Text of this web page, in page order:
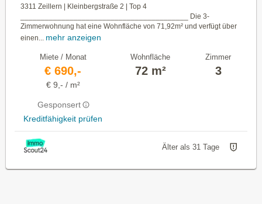
3311 Zeillern | Kleinbergstraße 2 | Top 4
_________________________________________ Die 3-
Zimmerwohnung hat eine Wohnfläche von 71,92m² und verfügt über
einen...
mehr anzeigen
Miete / Monat
€ 690,-
€ 9,- / m²
Gesponsert
Kreditfähigkeit prüfen
Wohnfläche
72 m²
Zimmer
3
Älter als 31 Tage